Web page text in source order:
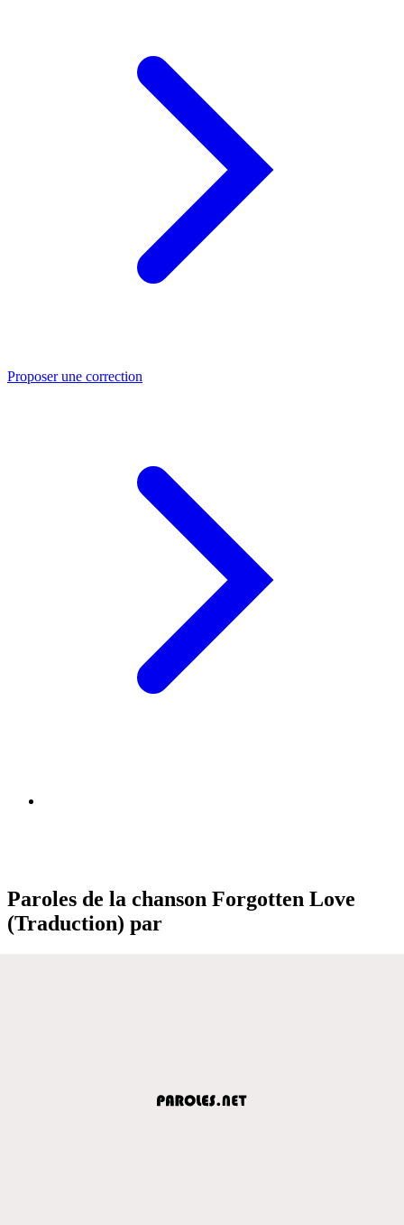
Proposer une correction
Paroles de la chanson Forgotten Love
(Traduction) par